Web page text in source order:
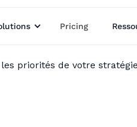
Pricing
priorités de votre